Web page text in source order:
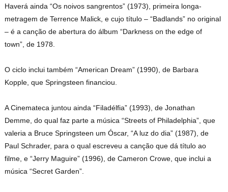
Haverá ainda “Os noivos sangrentos” (1973), primeira longa-
metragem de Terrence Malick, e cujo título – “Badlands” no original
– é a canção de abertura do álbum “Darkness on the edge of
town”, de 1978.
O ciclo inclui também “American Dream” (1990), de Barbara
Kopple, que Springsteen financiou.
A Cinemateca juntou ainda “Filadélfia” (1993), de Jonathan
Demme, do qual faz parte a música “Streets of Philadelphia”, que
valeria a Bruce Springsteen um Óscar, “A luz do dia” (1987), de
Paul Schrader, para o qual escreveu a canção que dá título ao
filme, e “Jerry Maguire” (1996), de Cameron Crowe, que inclui a
música “Secret Garden”.